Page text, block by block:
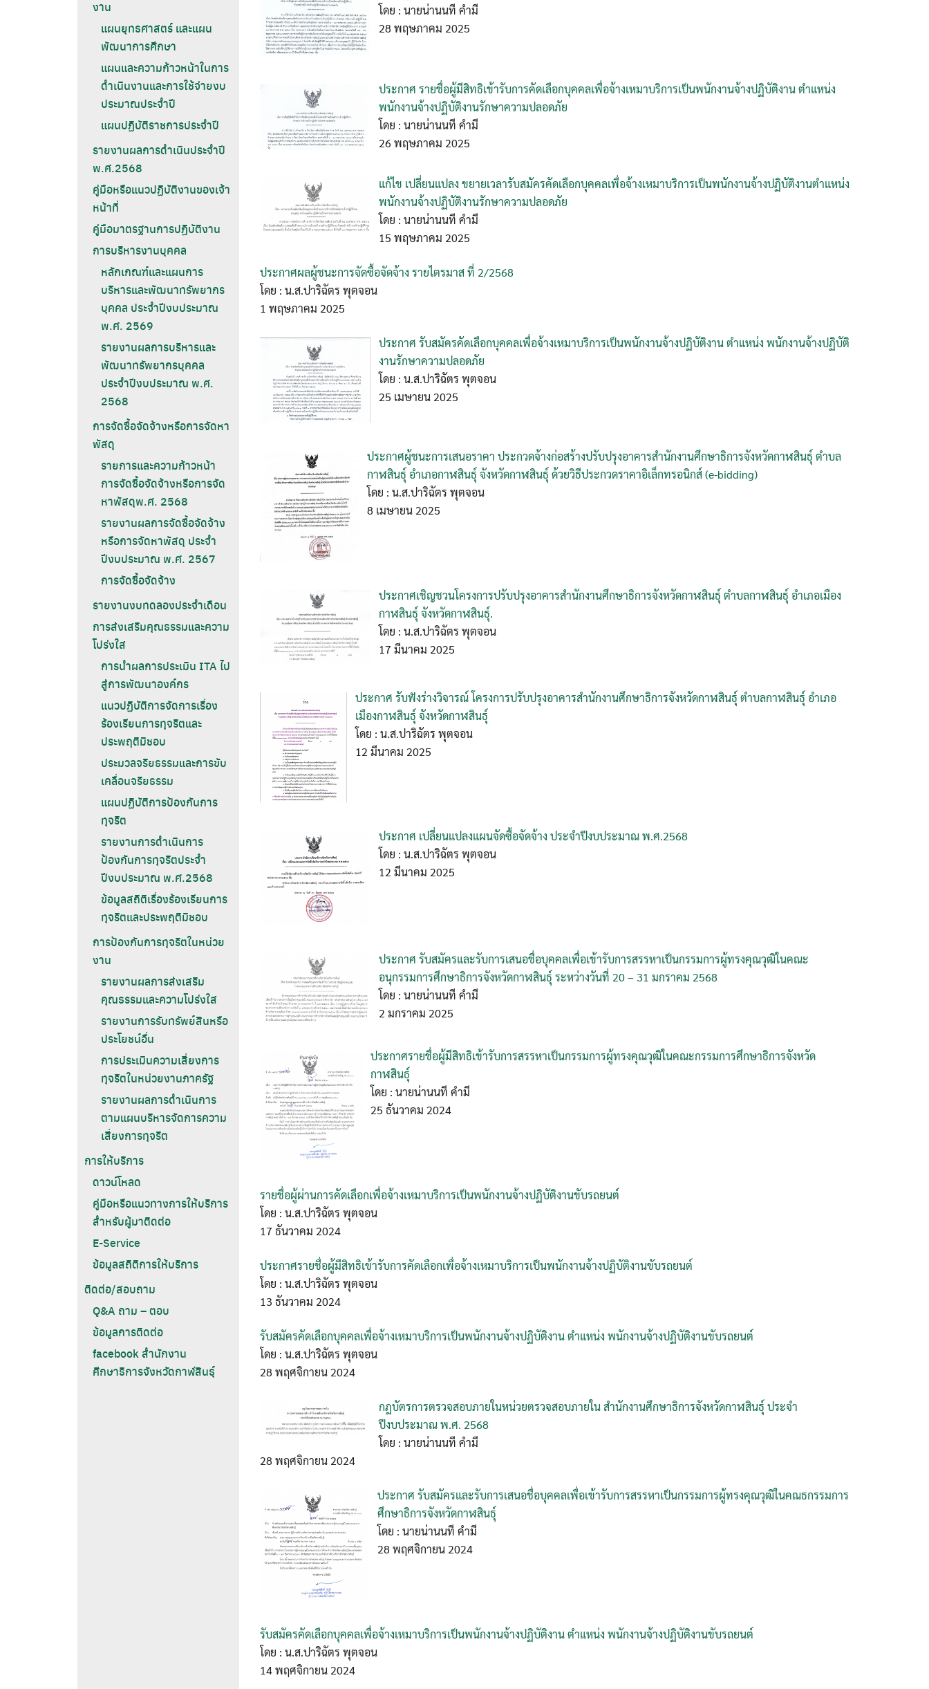
โดย : นายน่านนที คำมี
28 พฤษภาคม 2025
ประกาศ รายชื่อผู้มีสิทธิเข้ารับการคัดเลือกบุคคลเพื่อจ้างเหมาบริการเป็นพนักงานจ้างปฏิบัติงาน ตำแหน่ง
พนักงานจ้างปฏิบัติงานรักษาความปลอดภัย
โดย : นายน่านนที คำมี
26 พฤษภาคม 2025
แก้ไข เปลี่ยนแปลง ขยายเวลารับสมัครคัดเลือกบุคคลเพื่อจ้างเหมาบริการเป็นพนักงานจ้างปฏิบัติงานตำแหน่ง
พนักงานจ้างปฏิบัติงานรักษาความปลอดภัย
โดย : นายน่านนที คำมี
15 พฤษภาคม 2025
ประกาศผลผู้ชนะการจัดซื้อจัดจ้าง รายไตรมาส ที่ 2/2568
โดย : น.ส.ปาริฉัตร พุตจอน
1 พฤษภาคม 2025
ประกาศ รับสมัครคัดเลือกบุคคลเพื่อจ้างเหมาบริการเป็นพนักงานจ้างปฏิบัติงาน ตำแหน่ง พนักงานจ้างปฏิบัติ
งานรักษาความปลอดภัย
โดย : น.ส.ปาริฉัตร พุตจอน
25 เมษายน 2025
ประกาศผู้ชนะการเสนอราคา ประกวดจ้างก่อสร้างปรับปรุงอาคารสำนักงานศึกษาธิการจังหวัดกาฬสินธุ์ ตำบล
กาฬสินธุ์ อำเภอกาฬสินธุ์ จังหวัดกาฬสินธุ์ ด้วยวิธีประกวดราคาอิเล็กทรอนิกส์ (e-bidding)
โดย : น.ส.ปาริฉัตร พุตจอน
8 เมษายน 2025
ประกาศเชิญชวนโครงการปรับปรุงอาคารสำนักงานศึกษาธิการจังหวัดกาฬสินธุ์ ตำบลกาฬสินธุ์ อำเภอเมือง
กาฬสินธุ์ จังหวัดกาฬสินธุ์.
โดย : น.ส.ปาริฉัตร พุตจอน
17 มีนาคม 2025
ประกาศ รับฟังร่างวิจารณ์ โครงการปรับปรุงอาคารสำนักงานศึกษาธิการจังหวัดกาฬสินธุ์ ตำบลกาฬสินธุ์ อำเภอ
เมืองกาฬสินธุ์ จังหวัดกาฬสินธุ์
โดย : น.ส.ปาริฉัตร พุตจอน
12 มีนาคม 2025
ประกาศ เปลี่ยนแปลงแผนจัดซื้อจัดจ้าง ประจำปีงบประมาณ พ.ศ.2568
โดย : น.ส.ปาริฉัตร พุตจอน
12 มีนาคม 2025
ประกาศ รับสมัครและรับการเสนอชื่อบุคคลเพื่อเข้ารับการสรรหาเป็นกรรมการผู้ทรงคุณวุฒิในคณะ
อนุกรรมการศึกษาธิการจังหวัดกาฬสินธุ์ ระหว่างวันที่ 20 – 31 มกราคม 2568
โดย : นายน่านนที คำมี
2 มกราคม 2025
ประกาศรายชื่อผู้มีสิทธิเข้ารับการสรรหาเป็นกรรมการผู้ทรงคุณวุฒิในคณะกรรมการศึกษาธิการจังหวัด
กาฬสินธุ์
โดย : นายน่านนที คำมี
25 ธันวาคม 2024
รายชื่อผู้ผ่านการคัดเลือกเพื่อจ้างเหมาบริการเป็นพนักงานจ้างปฏิบัติงานขับรถยนต์
โดย : น.ส.ปาริฉัตร พุตจอน
17 ธันวาคม 2024
ประกาศรายชื่อผู้มีสิทธิเข้ารับการคัดเลือกเพื่อจ้างเหมาบริการเป็นพนักงานจ้างปฏิบัติงานขับรถยนต์
โดย : น.ส.ปาริฉัตร พุตจอน
13 ธันวาคม 2024
รับสมัครคัดเลือกบุคคลเพื่อจ้างเหมาบริการเป็นพนักงานจ้างปฏิบัติงาน ตำแหน่ง พนักงานจ้างปฏิบัติงานขับรถยนต์
โดย : น.ส.ปาริฉัตร พุตจอน
28 พฤศจิกายน 2024
กฎบัตรการตรวจสอบภายในหน่วยตรวจสอบภายใน สำนักงานศึกษาธิการจังหวัดกาฬสินธุ์ ประจำ
ปีงบประมาณ พ.ศ. 2568
โดย : นายน่านนที คำมี
28 พฤศจิกายน 2024
ประกาศ รับสมัครและรับการเสนอชื่อบุคคลเพื่อเข้ารับการสรรหาเป็นกรรมการผู้ทรงคุณวุฒิในคณธกรรมการ
ศึกษาธิการจังหวัดกาฬสินธุ์
โดย : นายน่านนที คำมี
28 พฤศจิกายน 2024
รับสมัครคัดเลือกบุคคลเพื่อจ้างเหมาบริการเป็นพนักงานจ้างปฏิบัติงาน ตำแหน่ง พนักงานจ้างปฏิบัติงานขับรถยนต์
โดย : น.ส.ปาริฉัตร พุตจอน
14 พฤศจิกายน 2024
งาน
แผนยุทธศาสตร์ และแผน
พัฒนาการศึกษา
แผนและความก้าวหน้าในการ
ดำเนินงานและการใช้จ่ายงบ
ประมาณประจำปี
แผนปฏิบัติราชการประจำปี
รายงานผลการดำเนินประจำปี
พ.ศ.2568
คู่มือหรือแนวปฏิบัติงานของเจ้า
หน้าที่
คู่มือมาตรฐานการปฏิบัติงาน
การบริหารงานบุคคล
หลักเกณฑ์และแผนการ
บริหารและพัฒนาทรัพยากร
บุคคล ประจำปีงบประมาณ
พ.ศ. 2569
รายงานผลการบริหารและ
พัฒนาทรัพยากรบุคคล
ประจำปีงบประมาณ พ.ศ.
2568
การจัดซื้อจัดจ้างหรือการจัดหา
พัสดุ
รายการและความก้าวหน้า
การจัดซื้อจัดจ้างหรือการจัด
หาพัสดุพ.ศ. 2568
รายงานผลการจัดซื้อจัดจ้าง
หรือการจัดหาพัสดุ ประจำ
ปีงบประมาณ พ.ศ. 2567
การจัดซื้อจัดจ้าง
รายงานงบทดลองประจำเดือน
การส่งเสริมคุณธรรมและความ
โปร่งใส
การนำผลการประเมิน ITA ไป
สู่การพัฒนาองค์กร
แนวปฏิบัติการจัดการเรื่อง
ร้องเรียนการทุจริตและ
ประพฤติมิชอบ
ประมวลจริยธรรมและการขับ
เคลื่อนจริยธรรม
แผนปฏิบัติการป้องกันการ
ทุจริต
รายงานการดำเนินการ
ป้องกันการทุจริตประจำ
ปีงบประมาณ พ.ศ.2568
ข้อมูลสถิติเรื่องร้องเรียนการ
ทุจริตและประพฤติมิชอบ
การป้องกันการทุจริตในหน่วย
งาน
รายงานผลการส่งเสริม
คุณธรรมและความโปร่งใส
รายงานการรับทรัพย์สินหรือ
ประโยชน์อื่น
การประเมินความเสี่ยงการ
ทุจริตในหน่วยงานภาครัฐ
รายงานผลการดำเนินการ
ตามแผนบริหารจัดการความ
เสี่ยงการทุจริต
การให้บริการ
ดาวน์โหลด
คู่มือหรือแนวทางการให้บริการ
สำหรับผู้มาติดต่อ
E-Service
ข้อมูลสถิติการให้บริการ
ติดต่อ/สอบถาม
Q&A ถาม – ตอบ
ข้อมูลการติดต่อ
facebook สำนักงาน
ศึกษาธิการจังหวัดกาฬสินธุ์